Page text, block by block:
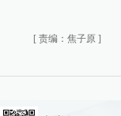
[ 责编：焦子原 ]